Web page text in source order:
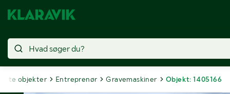
objekter Entreprenør Gravemaskiner Objekt: 1405166